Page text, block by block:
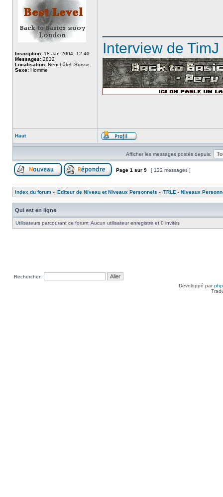
Inscription: 18 Jan 2004, 12:40
Messages: 2832
Localisation: Neuchâtel, Suisse.
Sexe: Homme
Interview de
Haut
Afficher les messages postés depuis:
Page 1 sur 9 [ 122 messages ]
Index du forum » Editeur de Niveau et Niveaux Personnels » TRLE - Niveaux
Qui est en ligne
Utilisateurs parcourant ce forum: Aucun utilisateur enregistré et 0 invités
Rechercher:
Développé par